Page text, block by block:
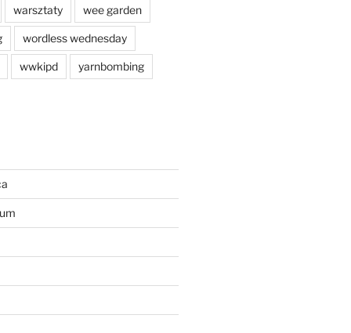
warsztaty wee garden
wordless wednesday
wwkipd yarnbombing